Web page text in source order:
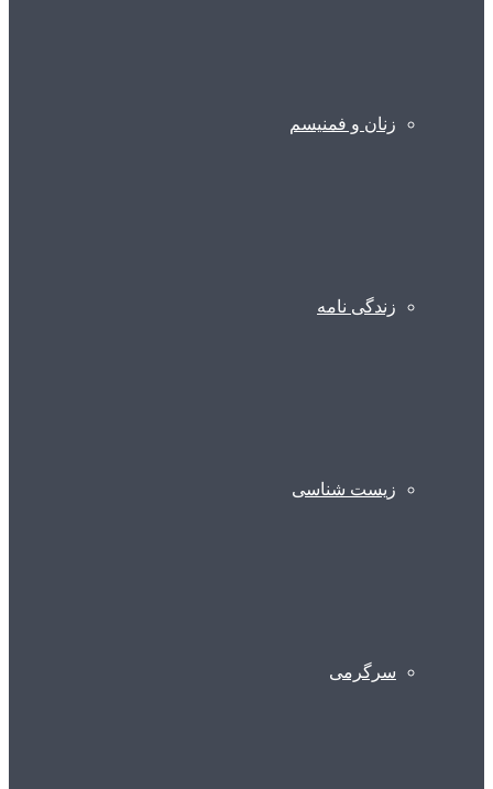
زنان و فمنیسم
زندگی نامه
زیست شناسی
سرگرمی